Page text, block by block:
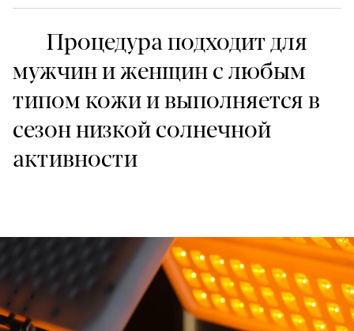
Процедура подходит для
мужчин и женщин с любым
типом кожи и выполняется в
сезон низкой солнечной
активности